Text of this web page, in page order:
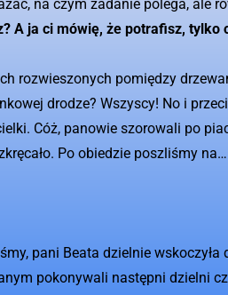
na czym zadanie polega, ale
A ja ci mówię, że potrafisz, tylko
rozwieszonych pomiędzy
drodze? Wszyscy! No i
Cóż, panowie szorowali po
Po obiedzie poszliśmy na…
pani Beata dzielnie
pokonywali następni dzielni